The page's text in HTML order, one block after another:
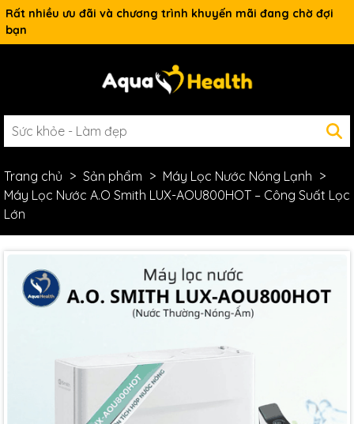
Rất nhiều ưu đãi và chương trình khuyến mãi đang chờ đợi
bạn
Trang chủ Sản phẩm
Máy Lọc Nước Nóng Lạnh
Máy Lọc Nước A.O Smith LUX-AOU800HOT – Công Suất Lọc
Lớn